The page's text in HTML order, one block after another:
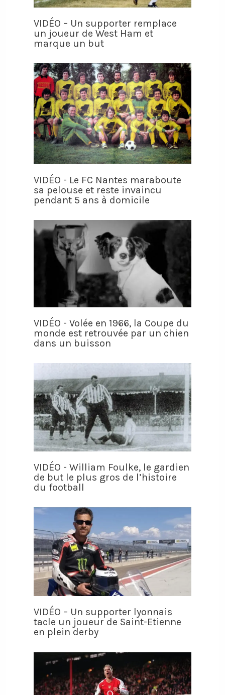
VIDÉO – Un supporter remplace
un joueur de West Ham et
marque un but
VIDÉO - Le FC Nantes maraboute
sa pelouse et reste invaincu
pendant 5 ans à domicile
VIDÉO - Volée en 1966, la Coupe du
monde est retrouvée par un chien
dans un buisson
VIDÉO - William Foulke, le gardien
de but le plus gros de l’histoire
du football
VIDÉO – Un supporter lyonnais
tacle un joueur de Saint-Etienne
en plein derby